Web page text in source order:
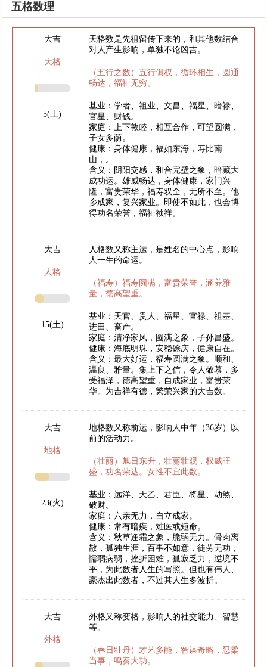
五格数理
大吉
天格
5(土)
天格数是先祖留传下来的，和其他数结合
对人产生影响，单独不论凶吉。
（五行之数）五行俱权，循环相生，圆通
畅达，福祉无穷。
基业：学者、祖业、文昌、福星、暗禄、
官星、财钱。
家庭：上下敦睦，相互合作，可望圆满，
子女多荫。
健康：身体健康，福如东海，寿比南
山，。
含义：阴阳交感，和合完壁之象，暗藏大
成功运。雄威畅达，身体健康，家门兴
隆，富贵荣华，福寿双全，无所不至。他
乡成家，复兴家业。即使不如此，也会博
得功名荣誉，福祉祯祥。
大吉
人格
15(土)
人格数又称主运，是姓名的中心点，影响
人一生的命运。
（福寿）福寿圆满，富贵荣誉，涵养雅
量，德高望重。
基业：天官、贵人、福星、官禄、祖基、
进田、畜产。
家庭：清净家风，圆满之象，子孙昌盛。
健康：海底明珠，安稳馀庆，健康自在。
含义：最大好运，福寿圆满之象。顺和、
温良、雅量。集上下之信，令人敬慕，多
受福泽，德高望重，自成家业，富贵荣
华。为吉祥有德，繁荣兴家的大吉数。
大吉
地格
23(火)
地格数又称前运，影响人中年（36岁）以
前的活动力。
（壮丽）旭日东升，壮丽壮观，权威旺
盛，功名荣达。女性不宜此数。
基业：远洋、天乙、君臣、将星、劫煞、
破财。
家庭：六亲无力，自立成家。
健康：常有暗疾，难医或短命。
含义：秋草逢霜之象，脆弱无力。骨肉离
散，孤独生涯，百事不如意，徒劳无功，
懦弱病弱，挫折困难，孤寂乏力，逆境不
平，为此数者人生的写照。但也有伟人、
豪杰出此数者，不过其人生多波折。
大吉
外格
外格又称变格，影响人的社交能力、智慧
等。
（春日牡丹）才艺多能，智谋奇略，忍柔
当事，鸣奏大功。